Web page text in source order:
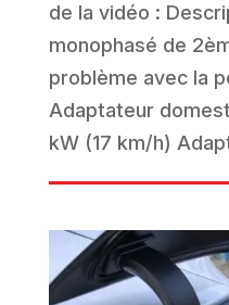
de la vidéo :
monophasé de
problème avec la
Adaptateur
kW (17 km/h)